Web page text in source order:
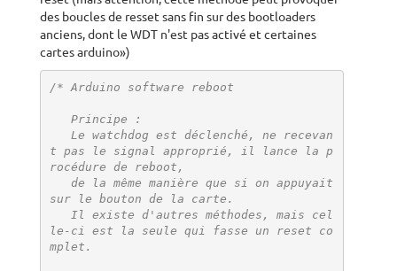
des boucles de resset sans fin sur des bootloaders
anciens, dont le WDT n'est pas activé et certaines
cartes arduino»)
/* Arduino software reboot
t pas le signal approprié, il lance la p
rocédure de reboot,
sur le bouton de la carte.
le-ci est la seule qui fasse un reset co
mplet.